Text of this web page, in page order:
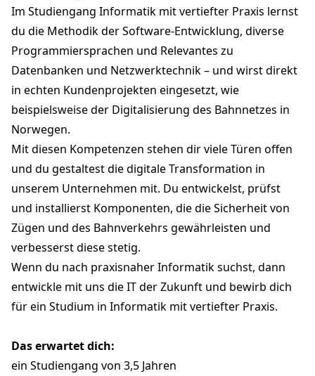
Im Studiengang Informatik mit vertiefter Praxis lernst
du die Methodik der Software-Entwicklung, diverse
Programmiersprachen und Relevantes zu
Datenbanken und Netzwerktechnik – und wirst direkt
in echten Kundenprojekten eingesetzt, wie
beispielsweise der Digitalisierung des Bahnnetzes in
Norwegen.
Mit diesen Kompetenzen stehen dir viele Türen offen
und du gestaltest die digitale Transformation in
unserem Unternehmen mit. Du entwickelst, prüfst
und installierst Komponenten, die die Sicherheit von
Zügen und des Bahnverkehrs gewährleisten und
verbesserst diese stetig.
Wenn du nach praxisnaher Informatik suchst, dann
entwickle mit uns die IT der Zukunft und bewirb dich
für ein Studium in Informatik mit vertiefter Praxis.
Das erwartet dich:
ein Studiengang von 3,5 Jahren